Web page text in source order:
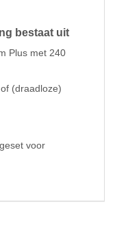
bestaat uit
Plus met 240
(draadloze)
voor